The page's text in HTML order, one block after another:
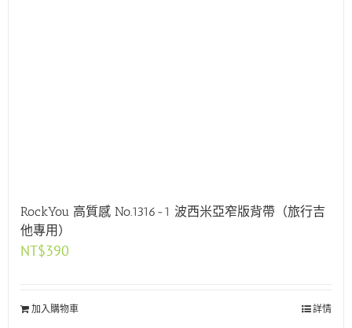
RockYou 高質感 No.1316-1 波西米亞窄版背帶（旅行吉
他專用）
NT$390
加入購物車 詳情